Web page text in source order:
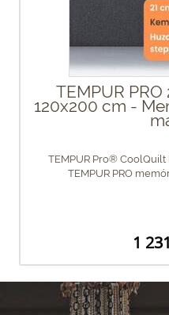
TEMPUR
120x200 cm -
TEMPUR Pro® CoolQuilt
TEMPUR PRO
1